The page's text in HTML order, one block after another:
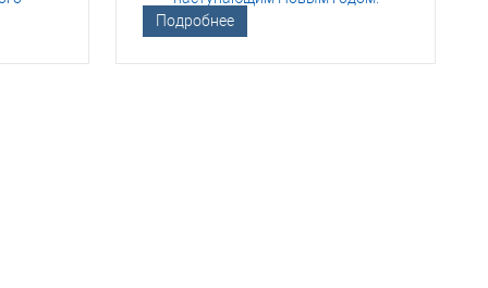
Подробнее